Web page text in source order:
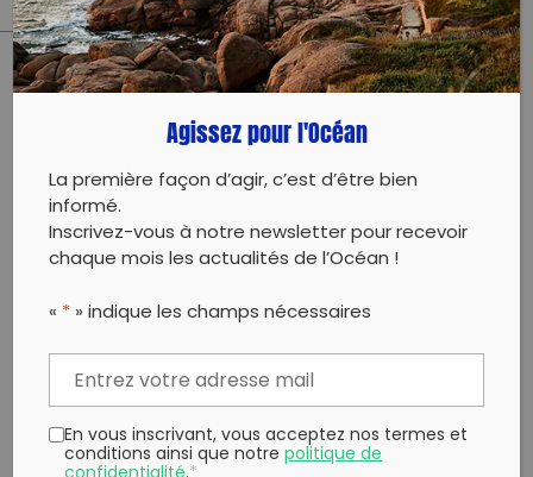
PARTAGER CET ARTICLE:
Partager sur Facebook
Copy to clipboard
Agissez pour l'Océan
La première façon d’agir, c’est d’être bien
informé.
Inscrivez-vous à notre newsletter pour recevoir
chaque mois les actualités de l’Océan !
« * » indique les champs nécessaires
En vous inscrivant, vous acceptez nos termes et
conditions ainsi que notrepolitique de